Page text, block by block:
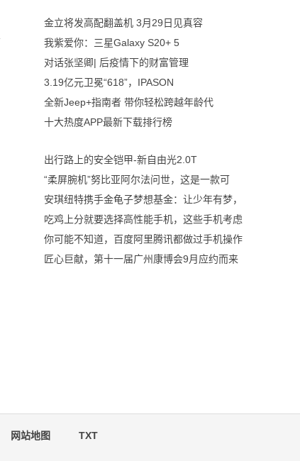
金立将发高配翻盖机 3月29日见真容
我紫爱你：三星Galaxy S20+ 5
对话张坚卿| 后疫情下的财富管理
3.19亿元卫冕“618”，IPASON
全新Jeep+指南者 带你轻松跨越年龄代
十大热度APP最新下载排行榜
出行路上的安全铠甲-新自由光2.0T
“柔屏腕机”努比亚阿尔法问世，这是一款可
安琪纽特携手金龟子梦想基金：让少年有梦，
吃鸡上分就要选择高性能手机，这些手机考虑
你可能不知道，百度阿里腾讯都做过手机操作
匠心巨献，第十一届广州康博会9月应约而来
网站地图 TXT